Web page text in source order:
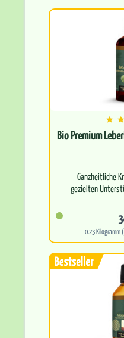
Bio Premium
Ganzheitliche
gezielten
0.23 Kilogramm